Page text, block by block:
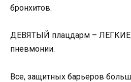
бронхитов.
ДЕВЯТЫЙ плацдарм – ЛЕГКИЕ
пневмонии.
Все, защитных барьеров